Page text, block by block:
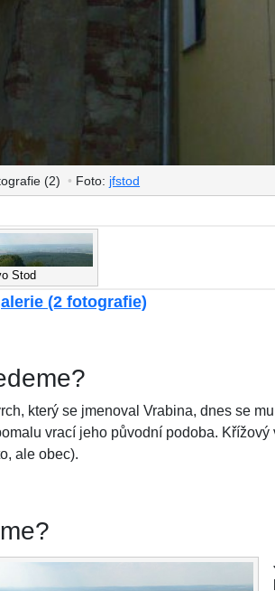
(2) • Foto: jfstod
Stod
(2 fotografie)
který se jmenoval Vrabina, dnes se
vrací jeho původní podoba.
ale obec).